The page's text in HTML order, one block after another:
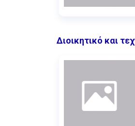
Διοικητικό και